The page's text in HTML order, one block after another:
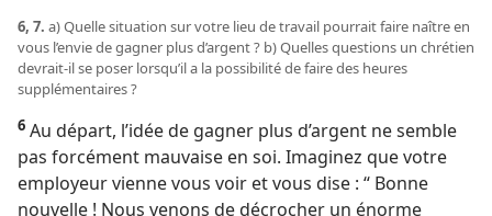
6, 7. a) Quelle situation sur votre lieu de travail pourrait faire naître en
vous l’envie de gagner plus d’argent ? b) Quelles questions un chrétien
devrait-​il se poser lorsqu’il a la possibilité de faire des heures
supplémentaires ?
6 Au départ, l’idée de gagner plus d’argent ne semble
pas forcément mauvaise en soi. Imaginez que votre
employeur vienne vous voir et vous dise : “ Bonne
nouvelle ! Nous venons de décrocher un énorme